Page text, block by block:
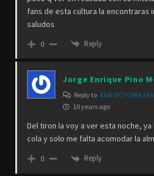
fans de esta cultura la encontraras
saludos
0 Reply
Jorge Enrique Pino
Reply to ANA VICTORIA
10 years ago
Del tiron la voy a ver esta noche,
cola y solo me falta acomodar la
0 Reply